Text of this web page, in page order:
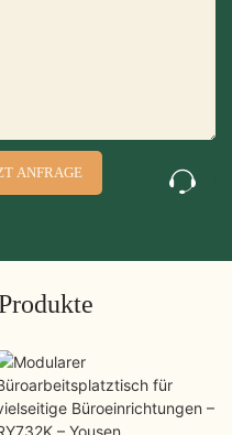
ANFRAGE